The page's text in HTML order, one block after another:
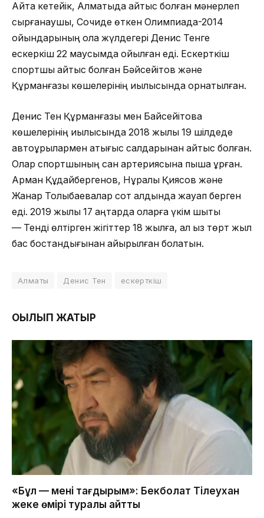
Айта кетейік, Алматыда қайтыс болған мәнерлеп
сырғанаушы, Сочиде өткен Олимпиада-2014
ойындарының қола жүлдегері Денис Тенге
ескеркіш 22 маусымда қойылған еді. Ескерткіш
спортшы қайтыс болған Бәйсейітов және
Құрманғазы көшелерінің қиылысында орнатылған.
Денис Тен Құрманғазы мен Байсейітова
көшелерінің қиылысында 2018 жылы 19 шілдеде
автоұрылармен қақтығыс салдарынан қайтыс болған.
Олар спортшының сан артериясына пышақ ұрған.
Арман Құдайбергенов, Нұралы Қиясов және
Жанар Толыбаевалар сот алдында жауап берген
еді. 2019 жылы 17 қаңтарда оларға үкім шықты
— Тенді өлтірген жігіттер 18 жылға, ал қыз төрт жыл
бас бостандығынан айырылған болатын.
Алматы Денис Тен ескерткіш
ОҚЫЛЫП ЖАТЫР
«Бұл — менің тағдырым»: Бекболат Тілеухан
жеке өмірі туралы айтты